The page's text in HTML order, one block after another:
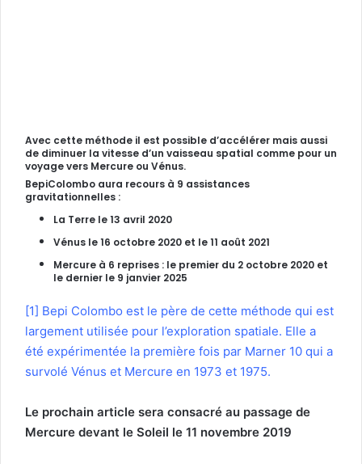
Avec cette méthode il est possible d’accélérer mais aussi
de diminuer la vitesse d’un vaisseau spatial comme pour un
voyage vers Mercure ou Vénus.
BepiColombo aura recours à 9 assistances
gravitationnelles :
La Terre le 13 avril 2020
Vénus le 16 octobre 2020 et le 11 août 2021
Mercure à 6 reprises : le premier du 2 octobre 2020 et
le dernier le 9 janvier 2025
[1] Bepi Colombo est le père de cette méthode qui est
largement utilisée pour l’exploration spatiale. Elle a
été expérimentée la première fois par Marner 10 qui a
survolé Vénus et Mercure en 1973 et 1975.
Le prochain article sera consacré au passage de
Mercure devant le Soleil le 11 novembre 2019